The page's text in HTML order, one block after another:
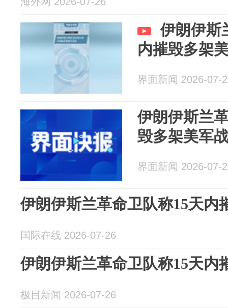
伊朗伊斯
内摧毁多架
界面新闻 2026-07-
伊朗伊斯兰
毁多架美军
界面新闻 2026-07-
伊朗伊斯兰革命卫队称15天内
国际在线 2026-07-26
伊朗伊斯兰革命卫队称15天内
极目新闻 2026-07-26